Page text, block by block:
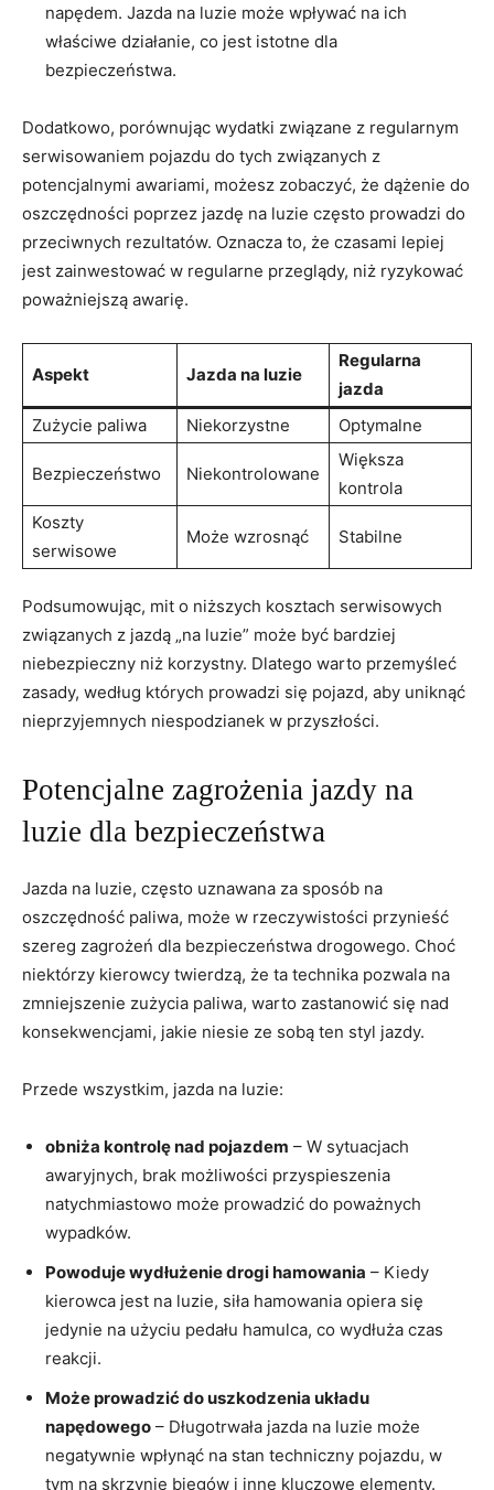
napędem. Jazda na luzie może wpływać na ich
właściwe działanie, co jest istotne dla
bezpieczeństwa.
Dodatkowo, porównując wydatki związane z regularnym
serwisowaniem pojazdu do tych związanych z
potencjalnymi awariami, możesz zobaczyć, że dążenie do
oszczędności poprzez jazdę na luzie często prowadzi do
przeciwnych rezultatów. Oznacza to, że czasami lepiej
jest zainwestować w regularne przeglądy, niż ryzykować
poważniejszą awarię.
Aspekt Jazda na luzie
Regularna
jazda
Zużycie paliwa
Niekorzystne Optymalne
Bezpieczeństwo Niekontrolowane
Większa
kontrola
Koszty
serwisowe
Może wzrosnąć Stabilne
Podsumowując, mit o niższych kosztach serwisowych
związanych z jazdą „na luzie” może być bardziej
niebezpieczny niż korzystny. Dlatego warto przemyśleć
zasady, według których prowadzi się pojazd, aby uniknąć
nieprzyjemnych niespodzianek w przyszłości.
Potencjalne zagrożenia jazdy na
luzie dla bezpieczeństwa
Jazda na luzie, często uznawana za sposób na
oszczędność paliwa, może w rzeczywistości przynieść
szereg zagrożeń dla bezpieczeństwa drogowego. Choć
niektórzy kierowcy twierdzą, że ta technika pozwala na
zmniejszenie zużycia paliwa, warto zastanowić się nad
konsekwencjami, jakie niesie ze sobą ten styl jazdy.
Przede wszystkim, jazda na luzie:
obniża kontrolę nad pojazdem – W sytuacjach
awaryjnych, brak możliwości przyspieszenia
natychmiastowo może prowadzić do poważnych
wypadków.
Powoduje wydłużenie drogi hamowania – Kiedy
kierowca jest na luzie, siła hamowania opiera się
jedynie na użyciu pedału hamulca, co wydłuża czas
reakcji.
Może prowadzić do uszkodzenia układu
napędowego – Długotrwała jazda na luzie może
negatywnie wpłynąć na stan techniczny pojazdu, w
tym na skrzynię biegów i inne kluczowe elementy.